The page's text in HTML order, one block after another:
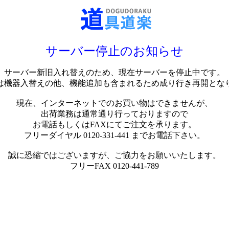
サーバー停止のお知らせ
サーバー新旧入れ替えのため、現在サーバーを停止中です。
機器入替えの他、機能追加も含まれるため成り行き再開とな
現在、インターネットでのお買い物はできませんが、
出荷業務は通常通り行っておりますので
お電話もしくはFAXにてご注文を承ります。
フリーダイヤル 0120-331-441 までお電話下さい。
誠に恐縮ではございますが、ご協力をお願いいたします。
フリーFAX 0120-441-789